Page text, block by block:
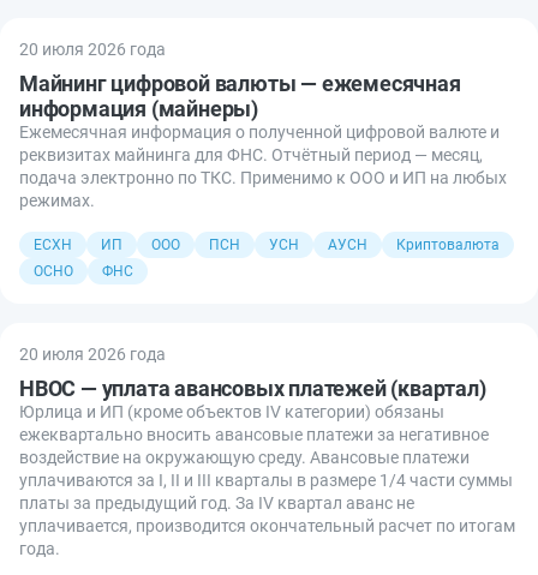
20 июля 2026 года
Майнинг цифровой валюты — ежемесячная
информация (майнеры)
Ежемесячная информация о полученной цифровой валюте и
реквизитах майнинга для ФНС. Отчётный период — месяц,
подача электронно по ТКС. Применимо к ООО и ИП на любых
режимах.
ЕСХН ИП ООО ПСН УСН АУСН
Криптовалюта
ОСНО
ФНС
20 июля 2026 года
НВОС — уплата авансовых платежей (квартал)
Юрлица и ИП (кроме объектов IV категории) обязаны
ежеквартально вносить авансовые платежи за негативное
воздействие на окружающую среду. Авансовые платежи
уплачиваются за I, II и III кварталы в размере 1/4 части суммы
платы за предыдущий год. За IV квартал аванс не
уплачивается, производится окончательный расчет по итогам
года.